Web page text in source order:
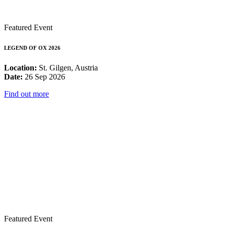
Featured Event
LEGEND OF OX 2026
Location: St. Gilgen, Austria
Date: 26 Sep 2026
Find out more
Featured Event